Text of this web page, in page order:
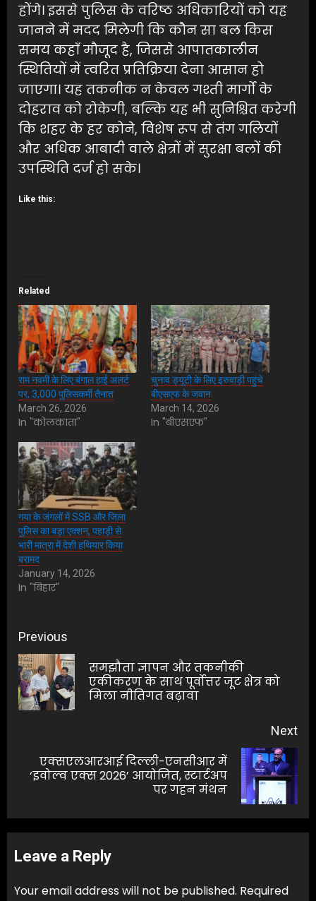
होंगे। इससे पुलिस के वरिष्ठ अधिकारियों को यह
जानने में मदद मिलेगी कि कौन सा बल किस
समय कहाँ मौजूद है, जिससे आपातकालीन
स्थितियों में त्वरित प्रतिक्रिया देना आसान हो
जाएगा। यह तकनीक न केवल गश्ती मार्गों के
दोहराव को रोकेगी, बल्कि यह भी सुनिश्चित करेगी
कि शहर के हर कोने, विशेष रूप से तंग गलियों
और अधिक आबादी वाले क्षेत्रों में सुरक्षा बलों की
उपस्थिति दर्ज हो सके।
Like this:
Related
राम नवमी के लिए बंगाल हाई अलर्ट
पर, 3,000 पुलिसकर्मी तैनात
March 26, 2026
In "कोलकाता"
चुनाव ड्यूटी के लिए इरुवाड़ी पहुंचे
बीएसएफ के जवान
March 14, 2026
In "बीएसएफ"
गया के जंगलों में SSB और जिला
पुलिस का बड़ा एक्शन, पहाड़ी से
भारी मात्रा में देशी हथियार किया
बरामद
January 14, 2026
In "बिहार"
Post
navigation
Previous
समझौता ज्ञापन और तकनीकी
एकीकरण के साथ पूर्वोत्तर जूट क्षेत्र को
मिला नीतिगत बढ़ावा
Next
Next
एक्सएलआरआई दिल्ली-एनसीआर में
‘इवोल्व एक्स 2026’ आयोजित, स्टार्टअप
पर गहन मंथन
Leave a Reply
Your email address will not be published. Required